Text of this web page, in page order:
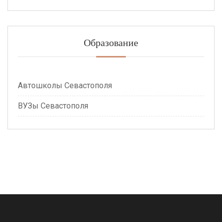
Образование
Автошколы Севастополя
ВУЗы Севастополя